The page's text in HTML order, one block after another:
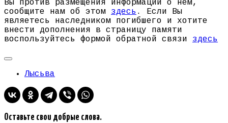
Вы против размещения информации о нем,
сообщите нам об этом здесь . Если Вы
являетесь наследником погибшего и хотите
внести дополнения в страницу памяти
воспользуйтесь формой обратной связи здесь
Лысьва
Оставьте свои добрые слова.